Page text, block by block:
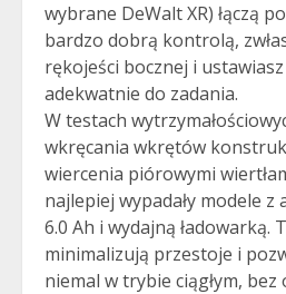
wybrane DeWalt XR) łączą
bardzo dobrą kontrolą,
rękojeści bocznej i
adekwatnie do zadania.
W testach
wkręcania wkrętów
wiercenia piórowymi
najlepiej wypadały modele
6.0 Ah i wydajną ładowarką.
minimalizują przestoje i
niemal w trybie ciągłym,